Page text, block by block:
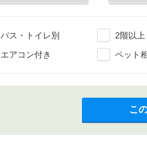
バス・トイレ別
2階以上
エアコン付き
ペット
こ